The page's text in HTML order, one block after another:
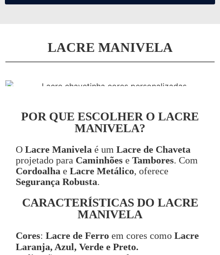
LACRE MANIVELA
POR QUE ESCOLHER O LACRE
MANIVELA?
O Lacre Manivela é um Lacre de Chaveta
projetado para Caminhões e Tambores. Com
Cordoalha e Lacre Metálico, oferece
Segurança Robusta.
CARACTERÍSTICAS DO LACRE
MANIVELA
Cores: Lacre de Ferro em cores como Lacre
Laranja, Azul, Verde e Preto.